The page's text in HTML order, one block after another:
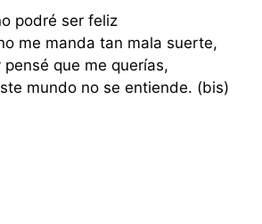
podré ser feliz
me manda tan mala suerte,
que me querías,
mundo no se entiende. (bis)